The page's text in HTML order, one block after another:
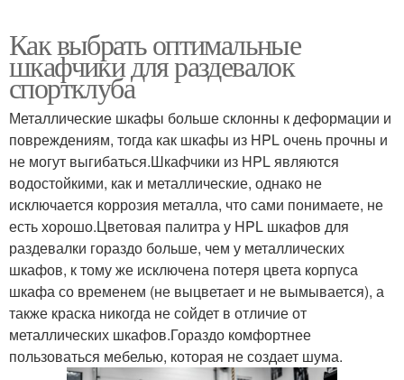
Как выбрать оптимальные
шкафчики для раздевалок
спортклуба
Металлические шкафы больше склонны к деформации и
повреждениям, тогда как шкафы из HPL очень прочны и
не могут выгибаться.Шкафчики из HPL являются
водостойкими, как и металлические, однако не
исключается коррозия металла, что сами понимаете, не
есть хорошо.Цветовая палитра у HPL шкафов для
раздевалки гораздо больше, чем у металлических
шкафов, к тому же исключена потеря цвета корпуса
шкафа со временем (не выцветает и не вымывается), а
также краска никогда не сойдет в отличие от
металлических шкафов.Гораздо комфортнее
пользоваться мебелью, которая не создает шума.